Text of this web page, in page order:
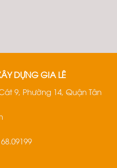
DỰNG GIA LÊ
9, Phường 14, Quận Tân